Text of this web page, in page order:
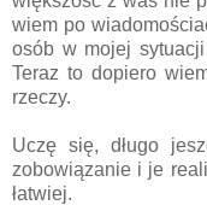
wiem po
osób w mojej
Teraz to dopiero
rzeczy.
Uczę się, długo
zobowiązanie i je
łatwiej.